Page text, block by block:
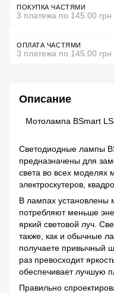
ПОКУПКА ЧАСТЯМИ
3 платежа по 145.00 грн
ОПЛАТА ЧАСТЯМИ
3 платежа по 145.00 грн
Описание
Мотолампа BSmart
Светодиодные лампы
предназначены для
света во всех моделях
электроскутеров,
В лампах установлены
потребляют меньше
яркий световой луч.
также, как и обычные
получаете привычный
раз превосходит
обеспечивает лучшую
Правильно